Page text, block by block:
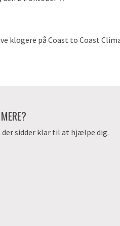
klogere på Coast to Coast
der sidder klar til at hjælpe dig.